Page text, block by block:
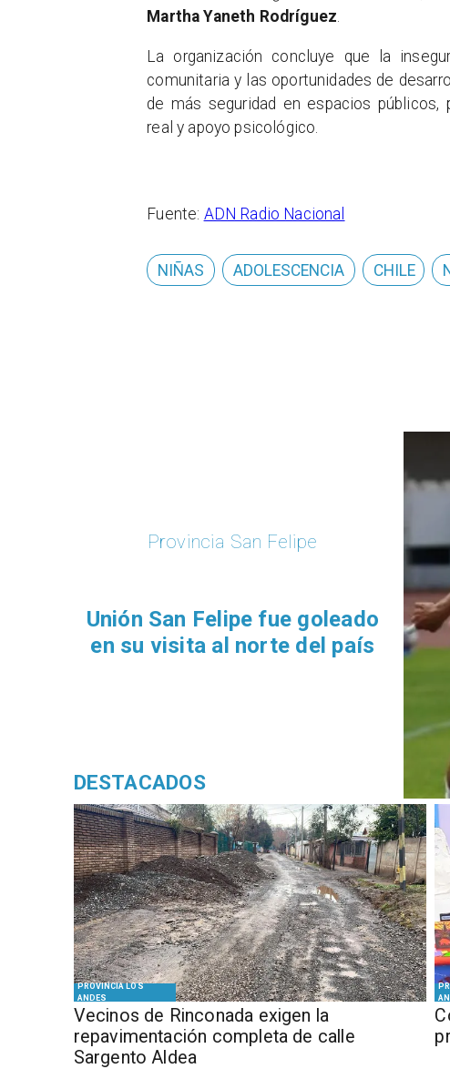
Martha Yaneth Rodríguez.
La organización concluye que la
comunitaria y las oportunidades de
de más seguridad en espacios públicos,
real y apoyo psicológico.
Fuente: ADN Radio Nacional
NIÑAS ADOLESCENCIA CHILE
PROVINCIA LOS
ANDES
Vecinos de Rinconada exigen la
repavimentación completa de calle
Sargento Aldea
Provincia San Felipe
Unión San Felipe fue goleado
en su visita al norte del país
DESTACADOS